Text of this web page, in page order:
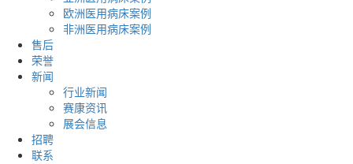
欧洲医用病床案例
非洲医用病床案例
售后
荣誉
新闻
行业新闻
赛康资讯
展会信息
招聘
联系